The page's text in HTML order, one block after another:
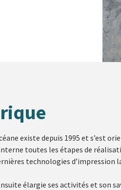
existe depuis 1995 et s’est
toutes les étapes de
technologies d’impression
élargie ses activités et son